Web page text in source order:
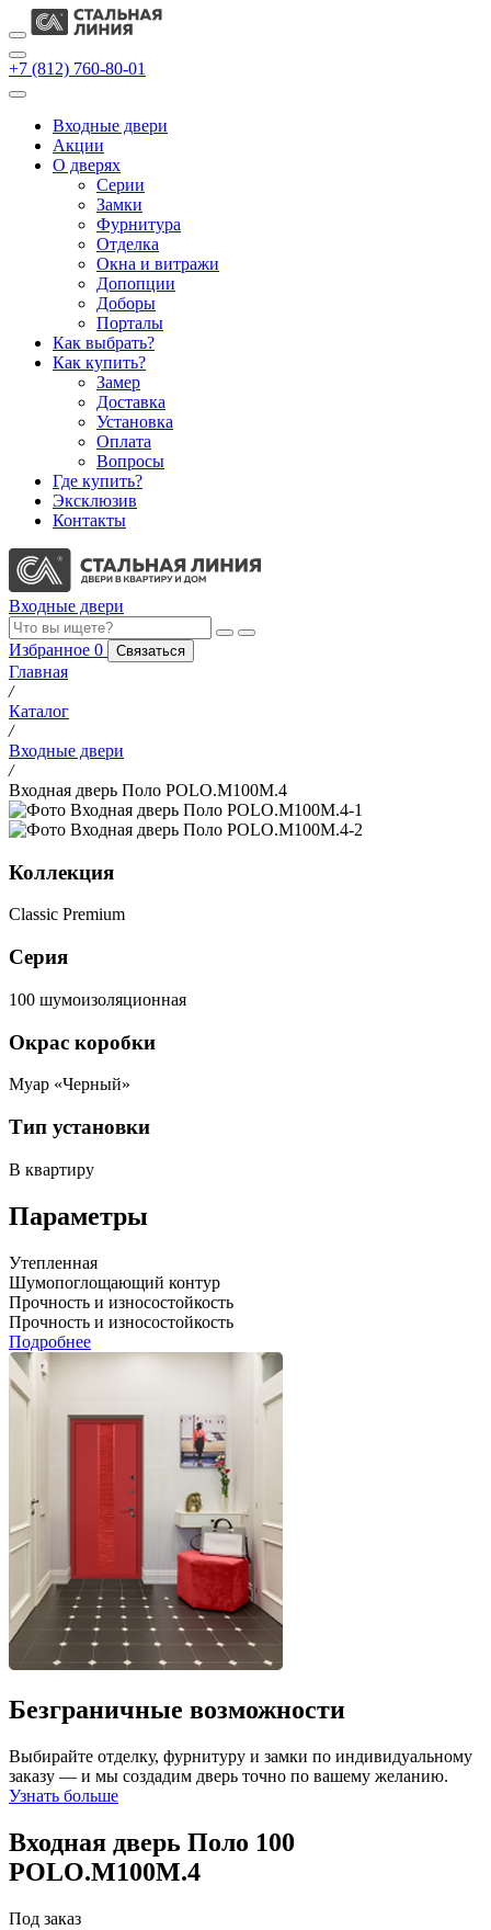
+7 (812) 760-80-01
Входные двери
Акции
О дверях
Cерии
Замки
Фурнитура
Отделка
Окна и витражи
Допопции
Доборы
Порталы
Как выбрать?
Как купить?
Замер
Доставка
Установка
Оплата
Вопросы
Где купить?
Эксклюзив
Контакты
Входные двери
Избранное 0 Связаться
Главная
/
Каталог
/
Входные двери
/
Входная дверь Поло POLO.M100M.4
Коллекция
Classic Premium
Серия
100 шумоизоляционная
Окрас коробки
Муар «Черный»
Тип установки
В квартиру
Параметры
Утепленная
Шумопоглощающий контур
Прочность и износостойкость
Прочность и износостойкость
Подробнее
Безграничные возможности
Выбирайте отделку, фурнитуру и замки по индивидуальному
заказу — и мы создадим дверь точно по вашему желанию.
Узнать больше
Входная дверь Поло 100
POLO.M100M.4
Под заказ